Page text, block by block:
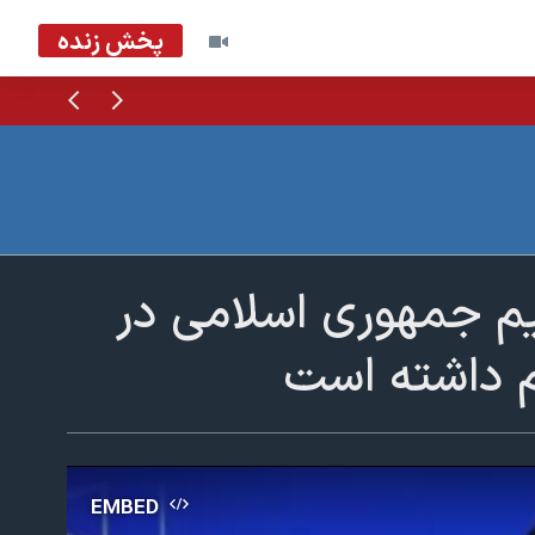
پخش زنده
قبلی
جمهوری اسلامی در
داشته است
EMBED